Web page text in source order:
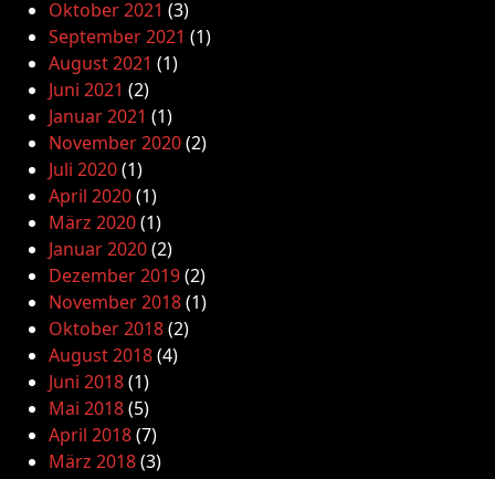
Oktober 2021 (3)
September 2021 (1)
August 2021 (1)
Juni 2021 (2)
Januar 2021 (1)
November 2020(2)
Juli 2020(1)
April 2020(1)
März 2020(1)
Januar 2020(2)
Dezember 2019(2)
November 2018(1)
Oktober 2018(2)
August 2018(4)
Juni 2018(1)
Mai 2018(5)
April 2018(7)
März 2018(3)